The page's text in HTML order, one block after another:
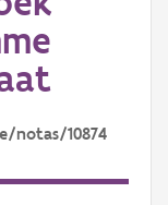
notas/10874